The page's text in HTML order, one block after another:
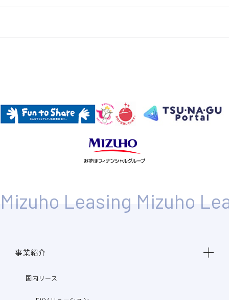
事業紹介
国内リース